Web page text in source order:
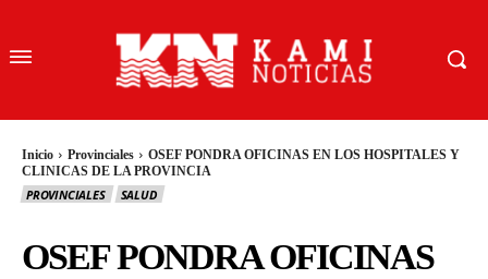
Inicio Provinciales
OSEF PONDRA OFICINAS EN LOS HOSPITALES Y
CLINICAS DE LA PROVINCIA
PROVINCIALES SALUD
OSEF PONDRA OFICINAS